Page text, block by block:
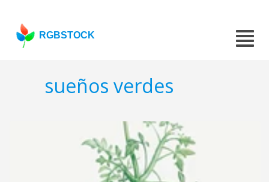
RGBSTOCK
sueños verdes